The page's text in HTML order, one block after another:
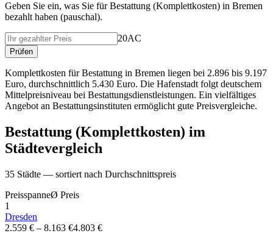
Geben Sie ein, was Sie fürBestattung (Komplettkosten) in Bremen
bezahlt haben (pauschal).
20AC
Prüfen
Komplettkosten für Bestattung in Bremen liegen bei 2.896 bis 9.197
Euro, durchschnittlich 5.430 Euro. Die Hafenstadt folgt deutschem
Mittelpreisniveau bei Bestattungsdienstleistungen. Ein vielfältiges
Angebot an Bestattungsinstituten ermöglicht gute Preisvergleiche.
Bestattung (Komplettkosten) im
Städtevergleich
35 Städte — sortiert nach Durchschnittspreis
PreisspanneØ Preis
1
Dresden
2.559 € – 8.163 €4.803 €